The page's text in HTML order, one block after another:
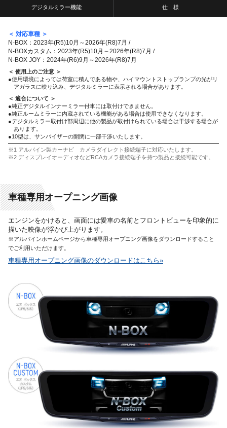
デジタルミラー機能 仕 様
＜ 対応車種 ＞
N-BOX：2023年(R5)10月～2026年(R8)7月 /
N-BOXカスタム：2023年(R5)10月～2026年(R8)7月 /
N-BOX JOY：2024年(R6)9月～2026年(R8)7月
＜ 使用上のご注意 ＞
●使用環境によっては荷室に積んである物や、ハイマウントストップランプの光がリ
アガラスに映り込み、デジタルミラーに表示される場合があります。
＜ 適合について ＞
●純正デジタルインナーミラー付車には取付けできません。
●純正ルームミラーに内蔵されている機能がある場合は使用できなくなります。
●デジタルミラー取付け部周辺に他の製品が取付けられている場合は干渉する場合が
あります。
●10型は、サンバイザーの開閉に一部干渉いたします。
※1 アルパイン製カーナビ カメラダイレクト接続端子に対応いたします。
※2 ディスプレイオーディオなどRCAカメラ接続端子を持つ製品と接続可能です。
車種専用オープニング画像
エンジンをかけると、画面には愛車の名前とフロントビューを印象的に
描いた映像が浮かび上がります。
※アルパインホームページから車種専用オープニング画像をダウンロードすること
でご利用いただけます。
車種専用オープニング画像のダウンロードはこちら»